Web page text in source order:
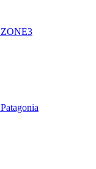
ZONE3
Patagonia